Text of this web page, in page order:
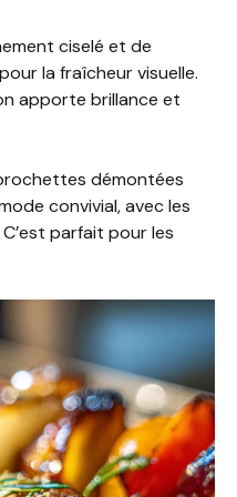
ciselé et de
la fraîcheur visuelle.
apporte brillance et
démontées
convivial, avec les
parfait pour les